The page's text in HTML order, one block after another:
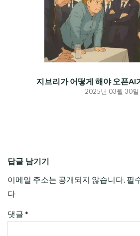
지브리가 어떻게 해야 오픈AI
2025년 03월 30일
답글 남기기
이메일 주소는 공개되지 않습니다. 필
다
댓글 *